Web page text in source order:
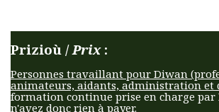
Prizioù /Prix:
Personnes travaillant pour Diwan
animateurs, aidants, administration et
formation continue prise en charge par
n'avez donc rien à payer.